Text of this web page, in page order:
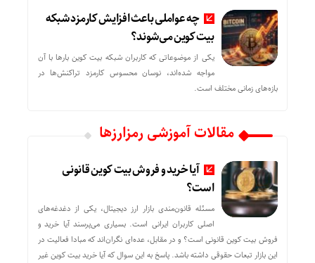
چه عواملی باعث افزایش کارمزد شبکه
بیت کوین می‌شوند؟
یکی از موضوعاتی که کاربران شبکه بیت کوین بارها با آن
مواجه شده‌اند، نوسان محسوس کارمزد تراکنش‌ها در
بازه‌های زمانی مختلف است.
مقالات آموزشی رمزارزها
آیا خرید و فروش بیت کوین قانونی
است؟
مسئله قانون‌مندی بازار ارز دیجیتال، یکی از دغدغه‌های
اصلی کاربران ایرانی است. بسیاری می‌پرسند آیا خرید و
فروش بیت کوین قانونی است؟ و در مقابل، عده‌ای نگران‌اند که مبادا فعالیت در
این بازار تبعات حقوقی داشته باشد. پاسخ به این سوال که آیا خرید بیت کوین غیر